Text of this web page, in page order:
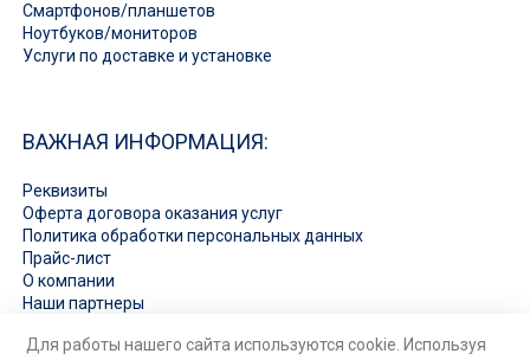
Смартфонов/планшетов
Ноутбуков/мониторов
Услуги по доставке и установке
ВАЖНАЯ ИНФОРМАЦИЯ:
Реквизиты
Оферта договора оказания услуг
Политика обработки персональных данных
Прайс-лист
О компании
Наши партнеры
Ответы на вопросы
Для работы нашего сайта используются cookie. Используя